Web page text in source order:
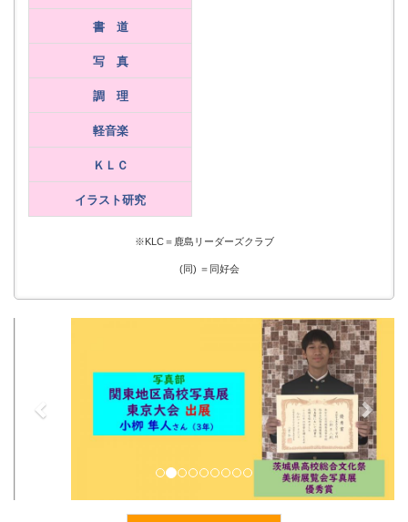
書 道
写 真
調 理
軽音楽
ＫＬＣ
イラスト研究
※KLC＝鹿島リーダーズクラブ
(同) ＝同好会
v
n
e
x
t